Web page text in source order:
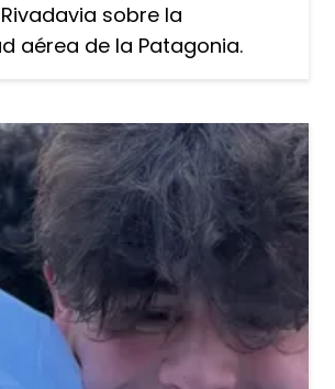
sobre la
aérea de la Patagonia.